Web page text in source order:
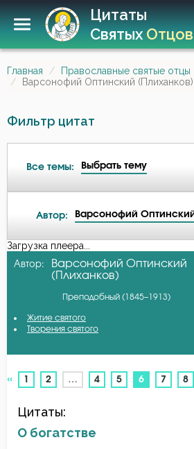
Цитаты
СвятыхОтцов
Главная
Православные святые отцы
Варсонофий Оптинский (Плиханков)
Фильтр цитат
Все темы: Выбрать тему
Ад
Ангел
Антихрист
Атеизм
Благодарность
Автор:
А-я
Авва Дорофей
Авва Исайя (Скитский)
Авва Феона
Авва Филимон
Аврелий Августин
Загрузка плеера...
Автор:
Варсонофий Оптинский
(Плиханков)
Преподобный (1845–1913)
Житие святого
Творения святого
« 1 2 … 4 5 6(current)
7 8
Цитаты:
О богатстве